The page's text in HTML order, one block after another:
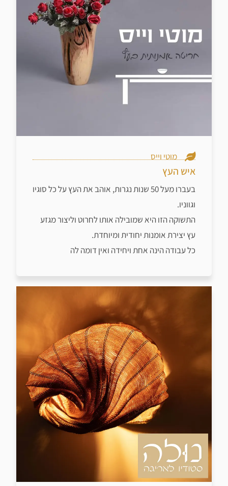
מוטי וייס
איש העץ
בעברו מעל 50 שנות נגרות, אוהב את העץ על כל סוגיו
וגווניו.
התשוקה הזו היא שמובילה אותו לחרוט וליצור מגזע
עץ יצירת אומנות יחודית ומיוחדת.
כל עבודה הינה אחת ויחידה ואין דומה לה